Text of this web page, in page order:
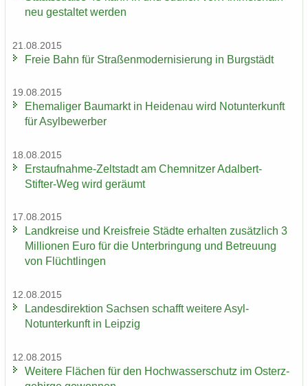
neu ge­stal­tet wer­den
21.08.2015
Freie Bahn für Stra­ßen­mo­der­ni­sie­rung in Burg­städt
19.08.2015
Ehe­ma­li­ger Bau­markt in Hei­den­au wird Not­un­ter­kunft
für Asyl­be­wer­ber
18.08.2015
Erstaufnahme-​Zeltstadt am Chem­nit­zer Adalbert-​
Stifter-Weg wird ge­räumt
17.08.2015
Land­krei­se und Kreis­freie Städ­te er­hal­ten zu­sätz­lich 3
Mil­lio­nen Euro für die Un­ter­brin­gung und Be­treu­ung
von Flücht­lin­gen
12.08.2015
Lan­des­di­rek­ti­on Sach­sen schafft wei­te­re Asyl-​
Notunterkunft in Leip­zig
12.08.2015
Wei­te­re Flä­chen für den Hoch­was­ser­schutz im Ost­erz­